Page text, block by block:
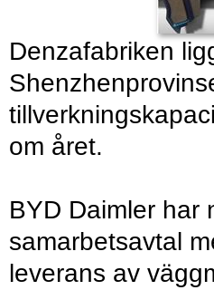
Denzafabriken
om året.
BYD Daimler har
samarbetsavtal
leverans av